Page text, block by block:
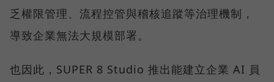
乏權限管理、流程控管與稽核追蹤等治理機制，
導致企業無法大規模部署。
也因此，SUPER 8 Studio 推出能建立企業 AI 員